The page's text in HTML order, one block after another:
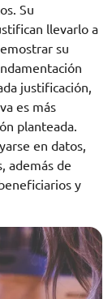
Su
llevarlo a
su
justificación,
es más
planteada.
en datos,
además de
y